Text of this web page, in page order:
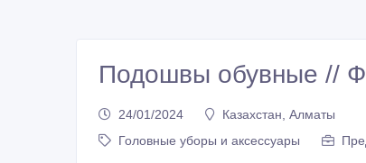
Подошвы обувные //
24/01/2024
Казахстан, Алматы
Головные уборы и аксессуары